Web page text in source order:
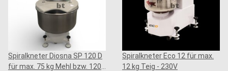
Spiralkneter Diosna SP 120 D
für max. 75 kg Mehl bzw. 120
Spiralkneter Eco 12 für max.
12 kg Teig - 230V